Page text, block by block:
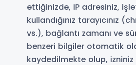
ettiğinizde, IP adresiniz,
kullandığınız tarayıcınız
vs.), bağlantı zamanı ve
benzeri bilgiler otomatik
kaydedilmekte olup,